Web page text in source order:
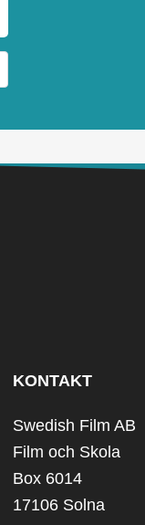
KONTAKT
Swedish Film AB
Film och Skola
Box 6014
17106 Solna